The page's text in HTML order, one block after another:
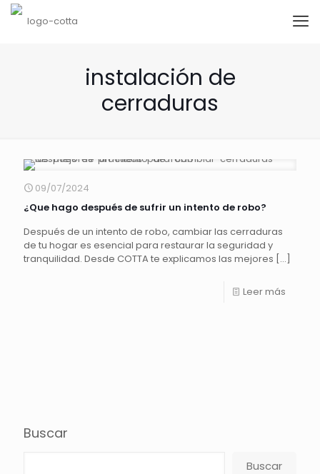
instalación de
cerraduras
09/07/2024
¿Que hago después de sufrir un intento de robo?
Después de un intento de robo, cambiar las cerraduras
de tu hogar es esencial para restaurar la seguridad y
tranquilidad. Desde COTTA te explicamos las mejores […]
Leer más
Buscar
Buscar